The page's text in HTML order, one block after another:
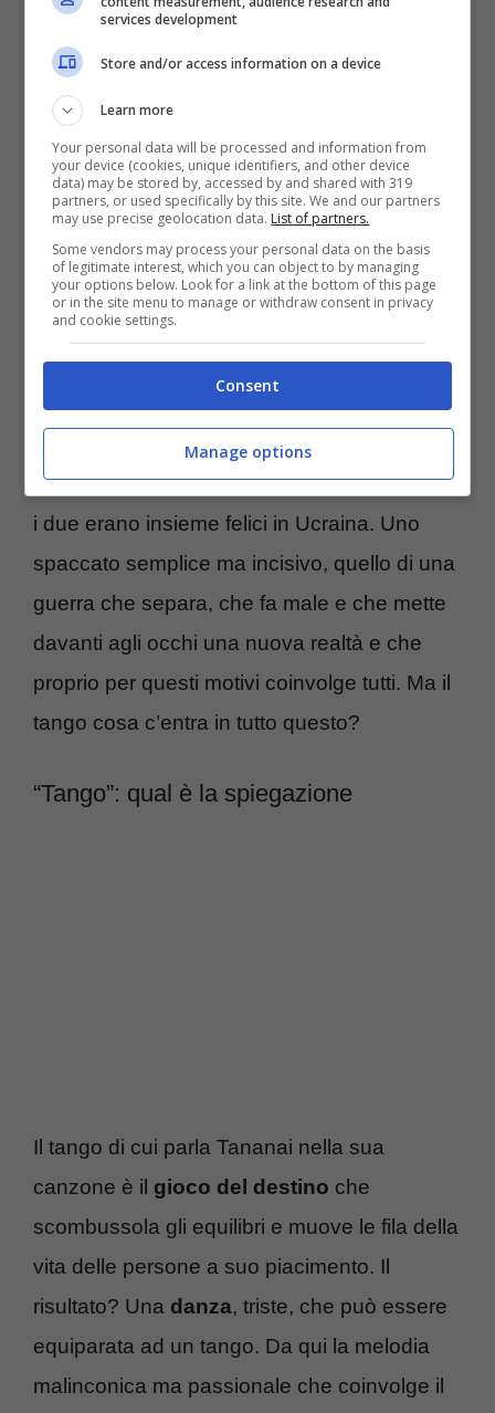
ma non la solita. È una riflessione su un
amore a distanza, fisico e mentale
affonda le radici in una storia vera. Non
quella personale del cantante ma di una
coppia ucraina,Olga e Maximche si sono
dovuti separare per via dellaguerra in
Ucraina. Lei insieme a sua figlia è scappata
in Italia e vive a Milano, lui rimasto in patria a
combattere.
Proprio loro sono i protagonisti del videoclip
del brano che mostra delle immagini
amatoriali girate con il loro telefonino quando
i due erano insieme felici in Ucraina. Uno
spaccato semplice ma incisivo, quello di una
guerra che separa, che fa male e che mette
davanti agli occhi una nuova realtà e che
proprio per questi motivi coinvolge tutti. Ma il
tango cosa c’entra in tutto questo?
“Tango”: qual è la spiegazione
Il tango di cui parla Tananai nella sua
canzone è il gioco del destino che
scombussola gli equilibri e muove le fila della
vita delle persone a suo piacimento. Il
risultato? Una danza, triste, che può essere
equiparata ad un tango. Da qui la melodia
malinconica ma passionale che coinvolge il
services development
Store and/or access information on a device
Learn more
Your personal data will be processed and information from
your device (cookies, unique identifiers, and other device
data) may be stored by, accessed by and shared with 319
partners, or used specifically by this site. We and our partners
may use precise geolocation data. List of partners.
Some vendors may process your personal data on the basis
of legitimate interest, which you can object to by managing
your options below. Look for a link at the bottom of this page
or in the site menu to manage or withdraw consent in privacy
and cookie settings.
Consent
Manage options